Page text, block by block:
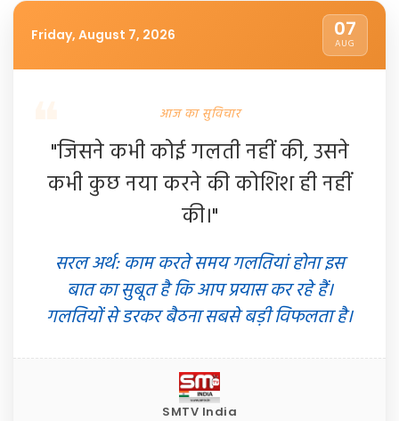
Friday, August 7, 2026 07
AUG
आज का सुविचार
"जिसने कभी कोई गलती नहीं की, उसने
कभी कुछ नया करने की कोशिश ही नहीं
की।"
सरल अर्थ: काम करते समय गलतियां होना इस
बात का सुबूत है कि आप प्रयास कर रहे हैं।
गलतियों से डरकर बैठना सबसे बड़ी विफलता है।
SMTV India